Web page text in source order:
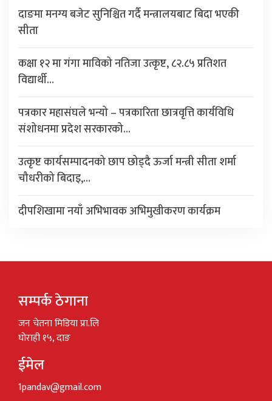
दाङमा मनग्य बजेट सुनिश्चित गर्दै मन्त्रालयबाट बिदा भएकी
सीता
कक्षा १२ मा गंगा माविको नतिजा उत्कृष्ट, ८२.८५ प्रतिशत
विद्यार्थी…
पत्रकार महासंघले भन्यो – पत्रकारिता छात्रवृत्ति कार्यविधि
संशोधनमा प्रदेश सरकारको…
उत्कृष्ट कार्यसम्पादनको छाप छोड्दै ऊर्जा मन्त्री सीता शर्मा
चौधरीको बिदाइ,…
दीपशिखामा नयाँ अभिभावक अभिमुखीकरण कार्यक्रम
सम्पर्क ठेगाना
जन चेतना मिडिया प्रा.लि
घोराही १५, दाङ
ईमेल
1pandav@gmail.com